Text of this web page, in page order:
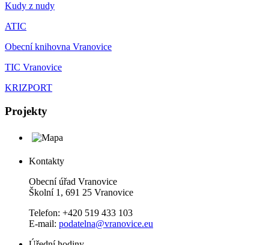
Kudy z nudy
ATIC
Obecní knihovna Vranovice
TIC Vranovice
KRIZPORT
Projekty
Kontakty
Obecní úřad Vranovice
Školní 1, 691 25 Vranovice
Telefon: +420 519 433 103
E-mail: podatelna@vranovice.eu